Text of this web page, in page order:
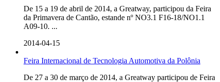
De 15 a 19 de abril de 2014, a Greatway, participou da Feira
da Primavera de Cantão, estande nº NO3.1 F16-18/NO1.1
A09-10. ...
2014-04-15
Feira Internacional de Tecnologia Automotiva da Polônia
De 27 a 30 de março de 2014, a Greatway participou de Feira